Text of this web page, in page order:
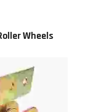
Wheels